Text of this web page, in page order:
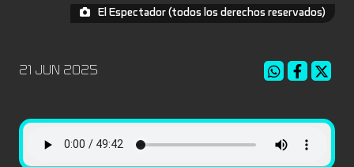
El Espectador (todos los derechos reservados)
21 JUN 2025